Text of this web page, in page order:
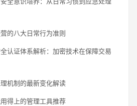
的八大日常行为准则
认证体系解析：加密技术在保障交易
机制的最新变化解读
得上的管理工具推荐